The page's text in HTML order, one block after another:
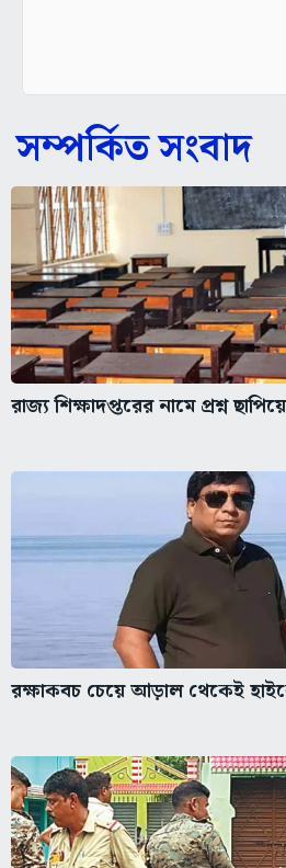
সম্পর্কিত সংবাদ
রাজ্য শিক্ষাদপ্তরের নামে প্রশ্ন
রক্ষাকবচ চেয়ে আড়াল থেকেই